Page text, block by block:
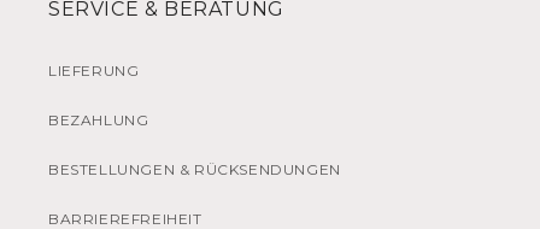
SERVICE & BERATUNG
LIEFERUNG
BEZAHLUNG
BESTELLUNGEN & RÜCKSENDUNGEN
BARRIEREFREIHEIT